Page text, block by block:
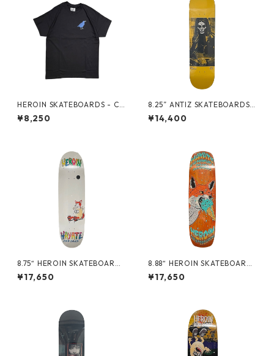
HEROIN SKATEBOARDS - CR
OW TEE -
¥8,250
8.25” ANTIZ SKATEBOARDS -
ANDRE GERLICH “GLOW IN
¥14,400
8.75“ HEROIN SKATEBOARDS
- HAYATE FOX EGG -
¥17,650
8.88“ HEROIN SKATEBOARDS
- HAYATE FOX SHOVEL -
¥17,650